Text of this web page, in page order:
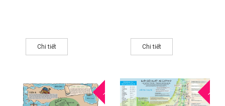
Chi tiết Chi tiết
08
THG5 THG5